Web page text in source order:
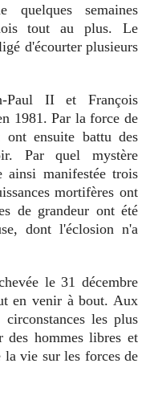
quelques semaines
tout au plus. Le
d'écourter plusieurs
II et François
1981. Par la force de
ensuite battu des
Par quel mystère
ainsi manifestée trois
mortifères ont
de grandeur ont été
dont l'éclosion n'a
le 31 décembre
en venir à bout. Aux
les plus
des hommes libres et
vie sur les forces de